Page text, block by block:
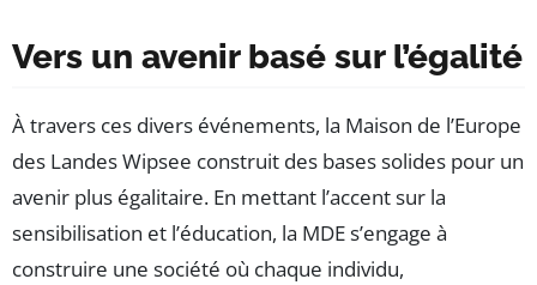
Vers un avenir basé sur l’égalité
À travers ces divers événements, la Maison de l’Europe
des Landes Wipsee construit des bases solides pour un
avenir plus égalitaire. En mettant l’accent sur la
sensibilisation et l’éducation, la MDE s’engage à
construire une société où chaque individu,